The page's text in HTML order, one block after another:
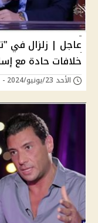
عاجل | زلزال في
خلافات حادة مع
الأحد 23/يونيو/2024 - 08:55 م